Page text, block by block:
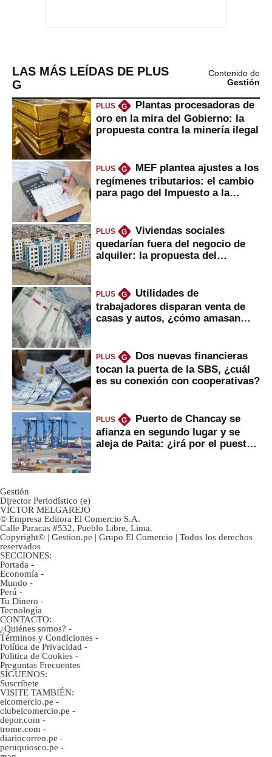
LAS MÁS LEÍDAS DE PLUS
G
Contenido de
Gestión
PLUS G
Plantas procesadoras de
oro en la mira del Gobierno: la
propuesta contra la minería ilegal
PLUS G
MEF plantea ajustes a los
regímenes tributarios: el cambio
para pago del Impuesto a la
PLUS G
Viviendas sociales
quedarían fuera del negocio de
alquiler: la propuesta del
PLUS G
Utilidades de
trabajadores disparan venta de
casas y autos, ¿cómo amasan
PLUS G
Dos nuevas financieras
tocan la puerta de la SBS, ¿cuál
es su conexión con cooperativas?
PLUS G
Puerto de Chancay se
afianza en segundo lugar y se
aleja de Paita: ¿irá por el puesto
Gestión
Director Periodístico (e)
VÍCTOR MELGAREJO
© Empresa Editora El Comercio S.A.
Calle Paracas #532, Pueblo Libre, Lima.
Copyright© | Gestion.pe | Grupo El Comercio | Todos los derechos
reservados
SECCIONES:
Portada -
Economía -
Mundo -
Perú -
Tu Dinero -
Tecnología
CONTACTO:
¿Quiénes somos? -
Términos y Condiciones -
Política de Privacidad -
Politica de Cookies -
Preguntas Frecuentes
SÍGUENOS:
Suscríbete
VISITE TAMBIÉN:
elcomercio.pe -
clubelcomercio.pe -
depor.com -
trome.com -
diariocorreo.pe -
peruquiosco.pe -